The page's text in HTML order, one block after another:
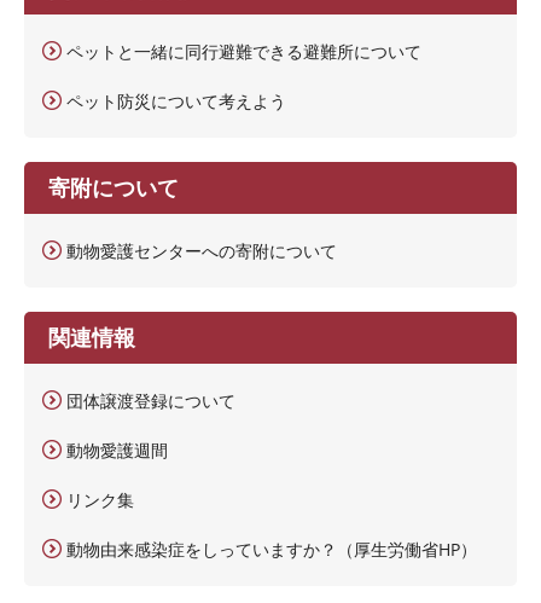
ペットと一緒に同行避難できる避難所について
ペット防災について考えよう
寄附について
動物愛護センターへの寄附について
関連情報
団体譲渡登録について
動物愛護週間
リンク集
動物由来感染症をしっていますか？（厚生労働省HP）